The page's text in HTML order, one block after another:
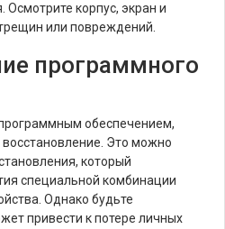
Осмотрите корпус, экран и
или повреждений.
программного
обеспечением,
Это можно
который
специальной комбинации
Однако будьте
привести к потере личных